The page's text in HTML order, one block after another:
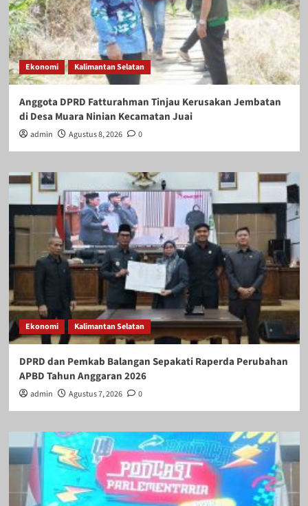
Ekonomi Kalimantan Selatan
Anggota DPRD Fatturahman Tinjau Kerusakan Jembatan
di Desa Muara Ninian Kecamatan Juai
admin Agustus 8, 2026 0
Ekonomi Kalimantan Selatan
DPRD dan Pemkab Balangan Sepakati Raperda Perubahan
APBD Tahun Anggaran 2026
admin Agustus 7, 2026 0